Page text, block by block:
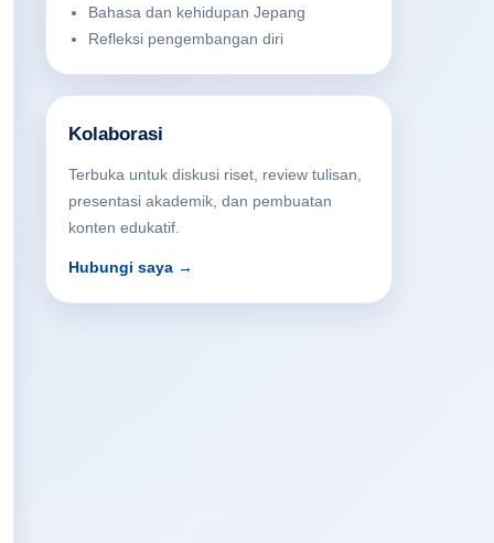
Bahasa dan kehidupan Jepang
Refleksi pengembangan diri
Kolaborasi
Terbuka untuk diskusi riset, review tulisan,
presentasi akademik, dan pembuatan
konten edukatif.
Hubungi saya →